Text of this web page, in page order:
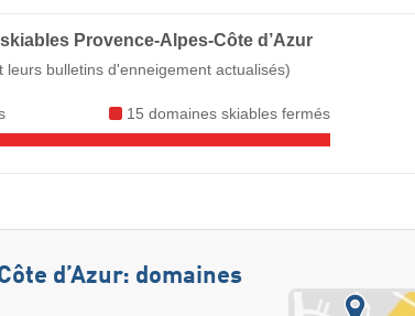
Provence-Alpes-Côte d’Azur
leurs bulletins d'enneigement actualisés)
15 domaines skiables fermés
d’Azur: domaines